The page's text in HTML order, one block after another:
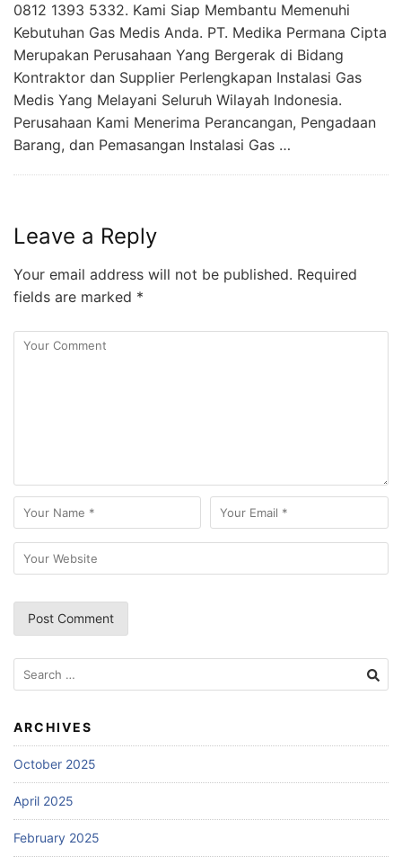
0812 1393 5332. Kami Siap Membantu Memenuhi
Kebutuhan Gas Medis Anda. PT. Medika Permana Cipta
Merupakan Perusahaan Yang Bergerak di Bidang
Kontraktor dan Supplier Perlengkapan Instalasi Gas
Medis Yang Melayani Seluruh Wilayah Indonesia.
Perusahaan Kami Menerima Perancangan, Pengadaan
Barang, dan Pemasangan Instalasi Gas …
Leave a Reply
Your email address will not be published. Required
fields are marked *
Search
for:
ARCHIVES
October 2025
April 2025
February 2025